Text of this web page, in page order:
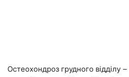
Остеохондроз грудного відділу